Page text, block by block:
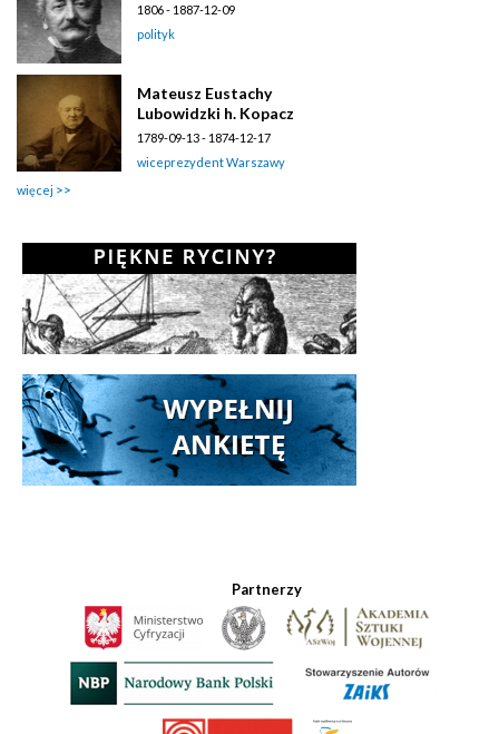
1806 - 1887-12-09
polityk
Mateusz Eustachy
Lubowidzki h. Kopacz
1789-09-13 - 1874-12-17
wiceprezydent Warszawy
więcej
Partnerzy